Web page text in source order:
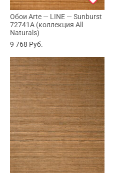
Обои Arte — LINE — Sunburst
72741A (коллекция All
Naturals)
9 768 Руб.